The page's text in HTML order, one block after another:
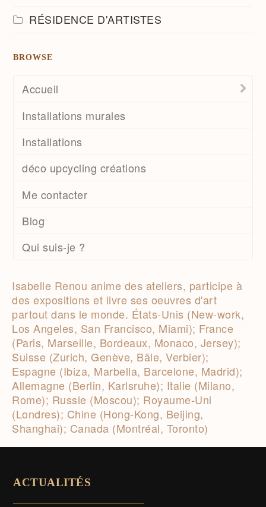
RÉSIDENCE D'ARTISTES
BROWSE
Accueil
Installations murales
Installations
déco upcycling créations
Me contacter
Blog
Qui suis-je ?
Isabelle Renou anime des ateliers, participe à
des expositions et livre ses oeuvres d'art
partout dans le monde. États-Unis (New-work,
Los Angeles, San Francisco, Miami); France
(Paris, Marseille, Bordeaux, Monaco, Jersey);
Suisse (Zurich, Genève, Bâle, Verbier);
Espagne (Ibiza, Marbella, Barcelone, Madrid);
Allemagne (Berlin, Karlsruhe); Italie (Milano,
Rome); Russie (Moscou); Royaume-Uni
(Londres); Chine (Hong-Kong, Beijing,
Shanghai); Canada (Montréal, Toronto)
ACTUALITÉS